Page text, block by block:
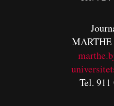
MARTHE
m
Tel.